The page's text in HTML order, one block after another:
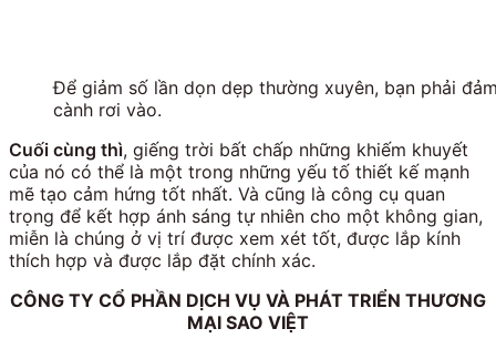
Để giảm số lần dọn dẹp thường xuyên, bạn phải
cành rơi vào.
Cuối cùng thì, giếng trời bất chấp những khiếm khuyết
của nó có thể là một trong những yếu tố thiết kế mạnh
mẽ tạo cảm hứng tốt nhất. Và cũng là công cụ quan
trọng để kết hợp ánh sáng tự nhiên cho một không gian,
miễn là chúng ở vị trí được xem xét tốt, được lắp kính
thích hợp và được lắp đặt chính xác.
CÔNG TY CỔ PHẦN DỊCH VỤ VÀ PHÁT TRIỂN THƯƠNG
MẠI SAO VIỆT